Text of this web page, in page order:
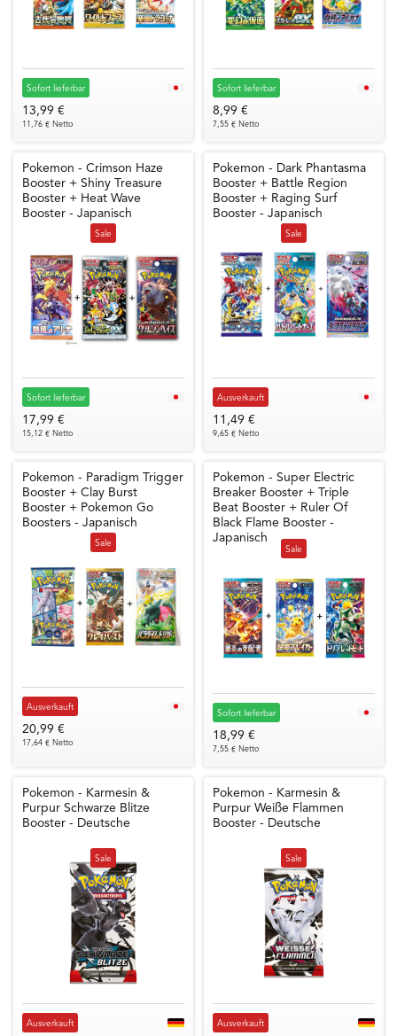
Sofort lieferbar
13,99 €
11,76 € Netto
Sofort lieferbar
8,99 €
7,55 € Netto
Pokemon - Crimson Haze
Booster + Shiny Treasure
Booster + Heat Wave
Booster - Japanisch
Sale
Sofort lieferbar
17,99 €
15,12 € Netto
Pokemon - Dark Phantasma
Booster + Battle Region
Booster + Raging Surf
Booster - Japanisch
Sale
Ausverkauft
11,49 €
9,65 € Netto
Pokemon - Paradigm Trigger
Booster + Clay Burst
Booster + Pokemon Go
Boosters - Japanisch
Sale
Ausverkauft
20,99 €
17,64 € Netto
Pokemon - Super Electric
Breaker Booster + Triple
Beat Booster + Ruler Of
Black Flame Booster -
Japanisch
Sale
Sofort lieferbar
18,99 €
7,55 € Netto
Pokemon - Karmesin &
Purpur Schwarze Blitze
Booster - Deutsche
Sale
Ausverkauft
Pokemon - Karmesin &
Purpur Weiße Flammen
Booster - Deutsche
Sale
Ausverkauft